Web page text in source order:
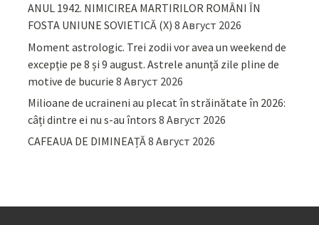
ANUL 1942. NIMICIREA MARTIRILOR ROMÂNI ÎN
FOSTA UNIUNE SOVIETICĂ (X) 8 Август 2026
Moment astrologic. Trei zodii vor avea un weekend de
excepție pe 8 și 9 august. Astrele anunță zile pline de
motive de bucurie 8 Август 2026
Milioane de ucraineni au plecat în străinătate în 2026:
câți dintre ei nu s-au întors 8 Август 2026
CAFEAUA DE DIMINEAȚĂ8 Август 2026